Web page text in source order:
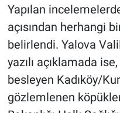
Yapılan
açısından herhangi
belirlendi. Yalova
yazılı açıklamada
besleyen Kadıköy/
gözlemlenen